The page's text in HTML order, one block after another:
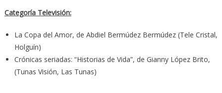
Categoría Televisión:
La Copa del Amor, de Abdiel Bermúdez Bermúdez (Tele Cristal,
Holguín)
Crónicas seriadas: “Historias de Vida”, de Gianny López Brito,
(Tunas Visión, Las Tunas)